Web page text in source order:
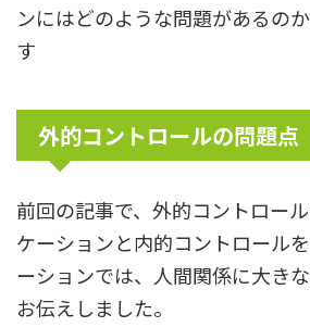
ンにはどのような問題があるの
す
外的コントロールの問題点
前回の記事で、外的コントロー
ケーションと内的コントロール
ーションでは、人間関係に大き
お伝えしました。